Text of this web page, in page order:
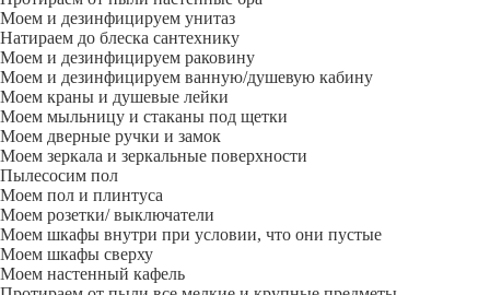
Моем и дезинфицируем унитаз
Натираем до блеска сантехнику
Моем и дезинфицируем раковину
Моем и дезинфицируем ванную/душевую кабину
Моем краны и душевые лейки
Моем мыльницу и стаканы под щетки
Моем дверные ручки и замок
Моем зеркала и зеркальные поверхности
Пылесосим пол
Моем пол и плинтуса
Моем розетки/ выключатели
Моем шкафы внутри при условии, что они пустые
Моем шкафы сверху
Моем настенный кафель